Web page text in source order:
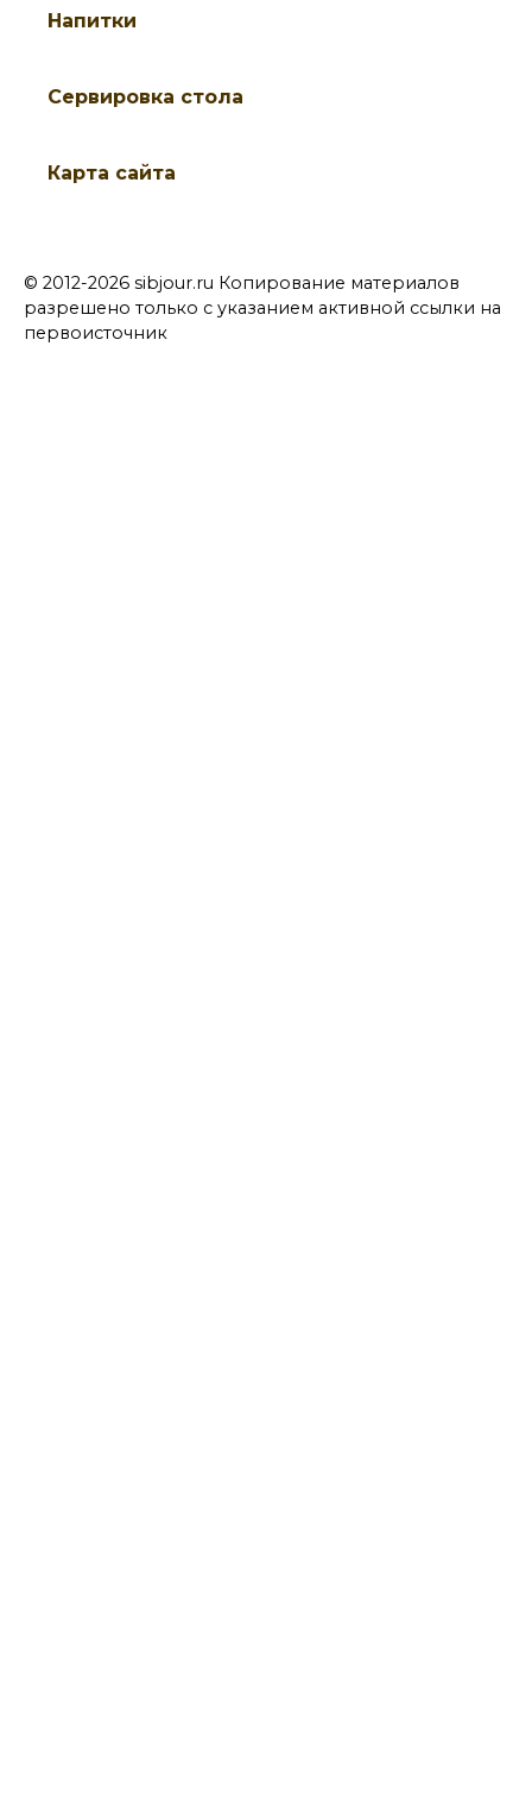
Напитки
Cервировка стола
Карта сайта
© 2012-2026 sibjour.ru Копирование материалов
разрешено только с указанием активной ссылки на
первоисточник